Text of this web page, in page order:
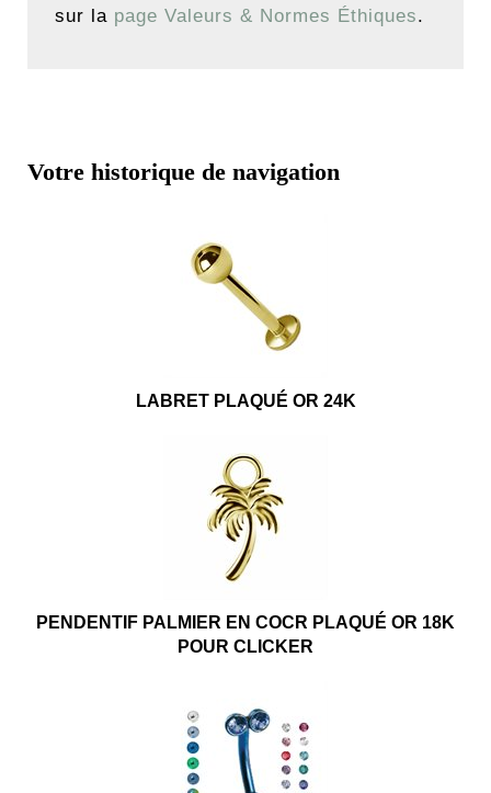
sur la page Valeurs & Normes Éthiques.
Votre historique de navigation
LABRET PLAQUÉ OR 24K
PENDENTIF PALMIER EN COCR PLAQUÉ OR 18K
POUR CLICKER